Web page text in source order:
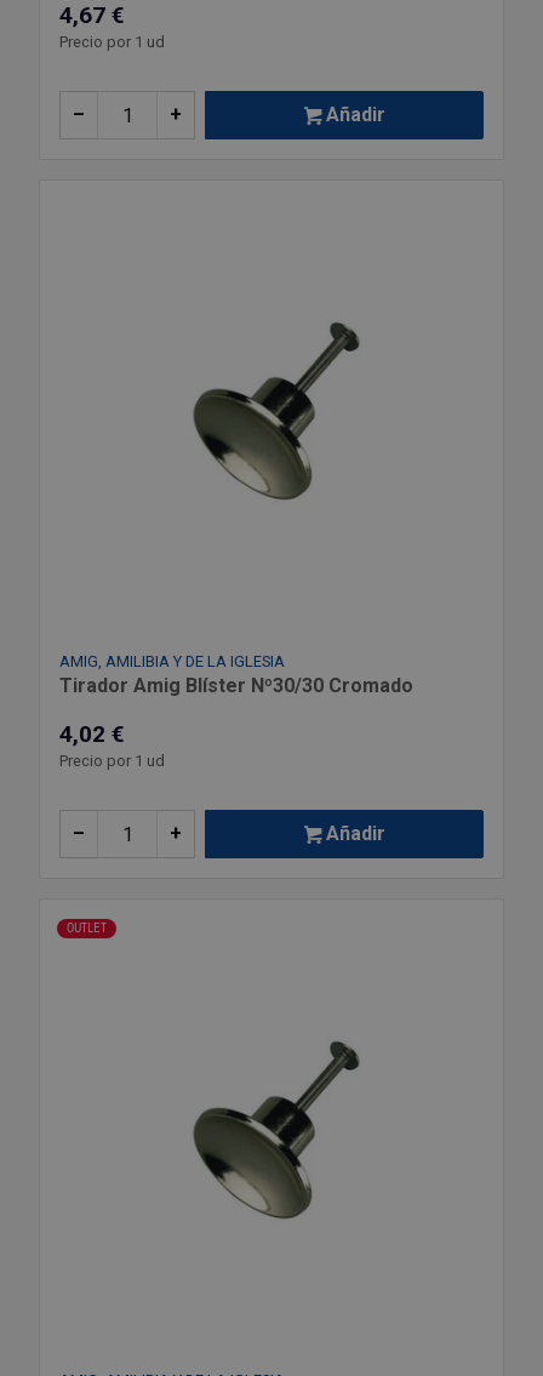
4,67 €
Precio por 1 ud
+
– Añadir
AMIG, AMILIBIA Y DE LA IGLESIA
Tirador Amig Blíster Nº30/30 Cromado
4,02 €
Precio por 1 ud
+
– Añadir
OUTLET